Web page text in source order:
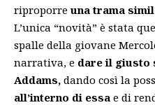
riproporre una trama
L’unica “novità” è stata
spalle della giovane
narrativa, e dare il giusto
Addams, dando così la
all’interno di essa e di